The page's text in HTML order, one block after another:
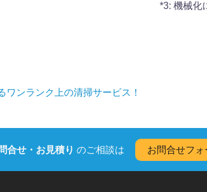
*3: 機械化
ンランク上の清掃サービス！
合せ・お見積り のご相談は お問合せフォ